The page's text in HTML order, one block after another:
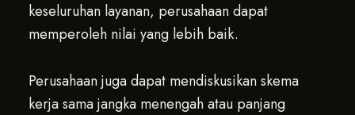
keseluruhan layanan, perusahaan dapat
memperoleh nilai yang lebih baik.
Perusahaan juga dapat mendiskusikan skema
kerja sama jangka menengah atau panjang